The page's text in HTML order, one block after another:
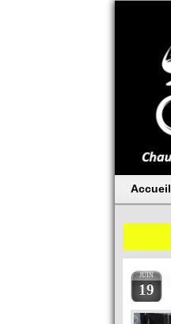
Accueil
JUIN
19